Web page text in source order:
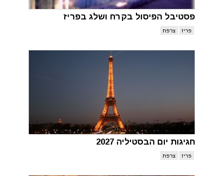
פסטיבל הפיסול בקרח ושלג בפריז
פריז צרפת
חגיגות יום הבסטיליה 2027
פריז צרפת